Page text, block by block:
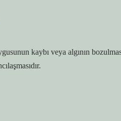
kaybı veya algının